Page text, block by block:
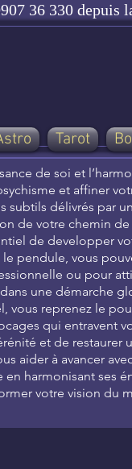
36 330
Tarot
de soi et
et affiner
subtils délivrés par
de votre chemin de
de developper
pendule, vous
ou pour
une démarche
vous reprenez le
qui entravent
et de restaurer
aider à avancer
harmonisant ses
votre vision du